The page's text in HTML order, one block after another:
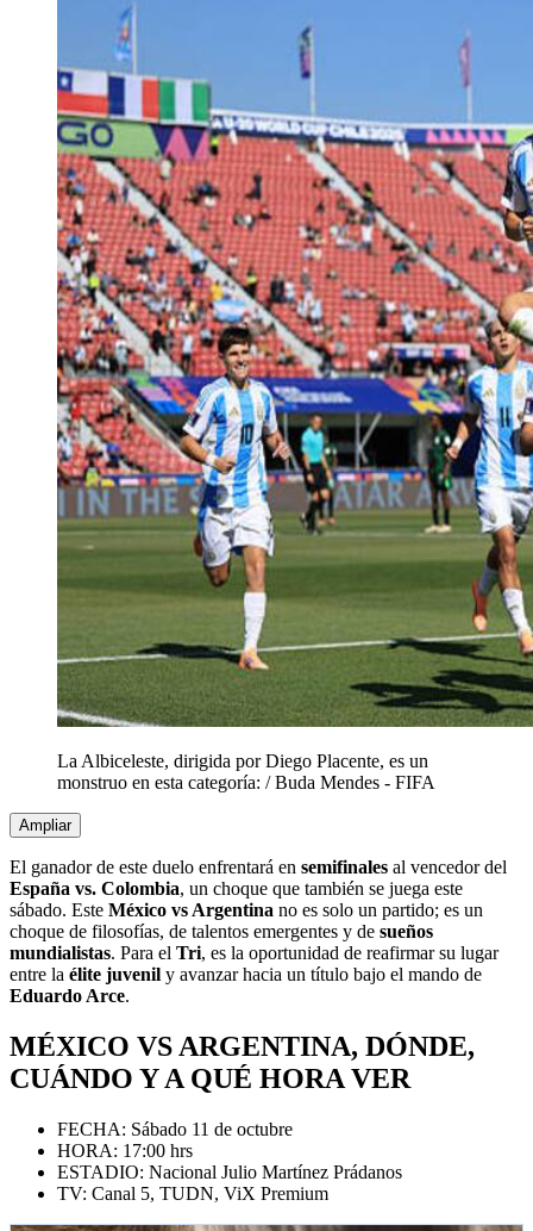
La Albiceleste, dirigida por Diego Placente, es un
monstruo en esta categoría: /Buda Mendes - FIFA
Ampliar
El ganador de este duelo enfrentará en semifinales al vencedor del
España vs. Colombia, un choque que también se juega este
sábado. Este México vs Argentina no es solo un partido; es un
choque de filosofías, de talentos emergentes y de sueños
mundialistas. Para el Tri, es la oportunidad de reafirmar su lugar
entre la élite juvenil y avanzar hacia un título bajo el mando de
Eduardo Arce.
MÉXICO VS ARGENTINA, DÓNDE,
CUÁNDO Y A QUÉ HORA VER
FECHA: Sábado 11 de octubre
HORA: 17:00 hrs
ESTADIO: Nacional Julio Martínez Prádanos
TV: Canal 5, TUDN, ViX Premium